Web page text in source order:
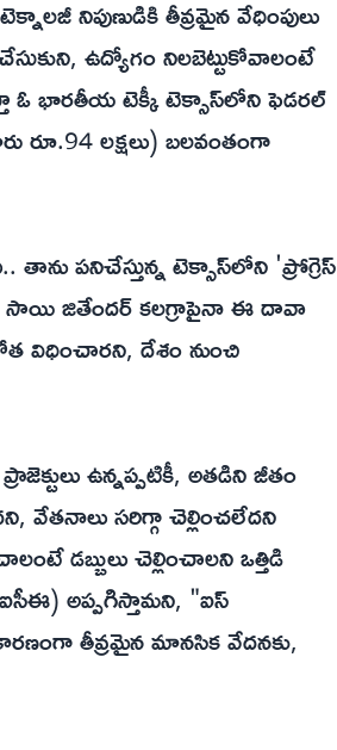
నిపుణుడికి తీవ్రమైన వేధింపులు
ఉద్యోగం నిలబెట్టుకోవాలంటే
ఓ భారతీయ టెక్కీ టెక్సాస్‌లోని ఫెడరల్
రూ.94 లక్షలు) బలవంతంగా
పనిచేస్తున్న టెక్సాస్‌లోని 'ప్రోగ్రెస్
సాయి జితేందర్ కలగ్రాపైనా ఈ దావా
విధించారని, దేశం నుంచి
ఉన్నప్పటికీ, అతడిని జీతం
వేతనాలు సరిగ్గా చెల్లించలేదని
డబ్బులు చెల్లించాలని ఒత్తిడి
అప్పగిస్తామని, "ఐస్
తీవ్రమైన మానసిక వేదనకు,